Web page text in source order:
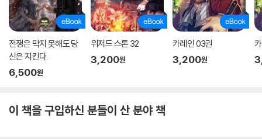
전쟁은 막지 못해도 당
신은 지킨다.
6,500원
위저드 스톤 32
3,200원
카레인 03권
3,200원
이 책을 구입하신 분들이 산 분야 책